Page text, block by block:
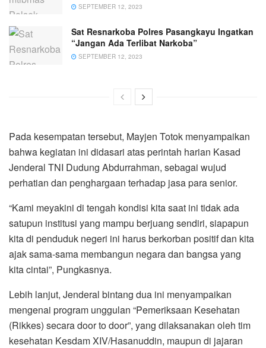
SEPTEMBER 12, 2023
Sat Resnarkoba Polres Pasangkayu Ingatkan
“Jangan Ada Terlibat Narkoba”
SEPTEMBER 12, 2023
Pada kesempatan tersebut, Mayjen Totok menyampaikan
bahwa kegiatan ini didasari atas perintah harian Kasad
Jenderal TNI Dudung Abdurrahman, sebagai wujud
perhatian dan penghargaan terhadap jasa para senior.
“Kami meyakini di tengah kondisi kita saat ini tidak ada
satupun institusi yang mampu berjuang sendiri, siapapun
kita di penduduk negeri ini harus berkorban positif dan kita
ajak sama-sama membangun negara dan bangsa yang
kita cintai”, Pungkasnya.
Lebih lanjut, Jenderal bintang dua ini menyampaikan
mengenai program unggulan “Pemeriksaan Kesehatan
(Rikkes) secara door to door”, yang dilaksanakan oleh tim
kesehatan Kesdam XIV/Hasanuddin, maupun di jajaran